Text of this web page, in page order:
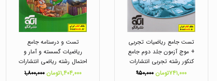
تست جامع ریاضیات تجربی
+ موج آزمون جلد دوم جامع
کنکور رشته تجربی انتشارات
الگو ۷۴۱,۰۰۰تومان ۹۵۰,۰۰۰
تست و درسنامه جامع
ریاضیات گسسته و آمار و
احتمال رشته ریاضی انتشارات
الگو ۱,۴۰۴,۰۰۰تومان ۱,۸۰۰,۰۰۰